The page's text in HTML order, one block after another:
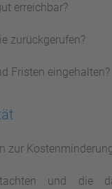
erreichbar?
zurückgerufen?
Fristen eingehalten?
zur
und die